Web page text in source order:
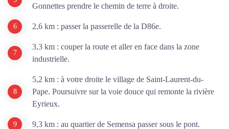
Gonnettes prendre le chemin de terre à droite.
2,6 km : passer la passerelle de la D86e.
3,3 km : couper la route et aller en face dans la zone
industrielle.
5,2 km : à votre droite le village de Saint-Laurent-du-
Pape. Poursuivre sur la voie douce qui remonte la rivière
Eyrieux.
9,3 km : au quartier de Semensa passer sous le pont.